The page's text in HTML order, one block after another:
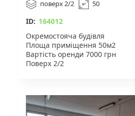
поверх 2/2 50
ID: 164012
Окремостояча будівля
Площа приміщення 50м2
Вартість оренди 7000 грн
Поверх 2/2
телефону